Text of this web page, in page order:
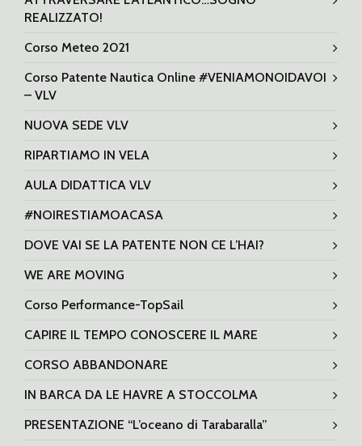
REALIZZATO!
Corso Meteo 2021
Corso Patente Nautica Online #VENIAMONOIDAVOI
– VLV
NUOVA SEDE VLV
RIPARTIAMO IN VELA
AULA DIDATTICA VLV
#NOIRESTIAMOACASA
DOVE VAI SE LA PATENTE NON CE L’HAI?
WE ARE MOVING
Corso Performance-TopSail
CAPIRE IL TEMPO CONOSCERE IL MARE
CORSO ABBANDONARE
IN BARCA DA LE HAVRE A STOCCOLMA
PRESENTAZIONE “L’oceano di Tarabaralla”